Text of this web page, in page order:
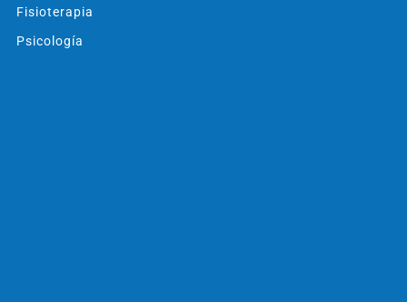
Fisioterapia
Psicología